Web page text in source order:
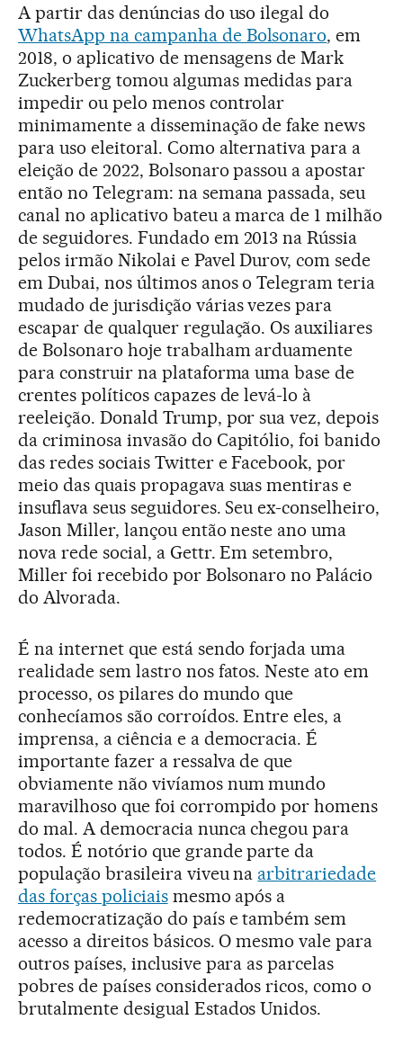
A partir das denúncias do uso ilegal do
WhatsApp na campanha de Bolsonaro, em
2018, o aplicativo de mensagens de Mark
Zuckerberg tomou algumas medidas para
impedir ou pelo menos controlar
minimamente a disseminação de fake news
para uso eleitoral. Como alternativa para a
eleição de 2022, Bolsonaro passou a apostar
então no Telegram: na semana passada, seu
canal no aplicativo bateu a marca de 1 milhão
de seguidores. Fundado em 2013 na Rússia
pelos irmão Nikolai e Pavel Durov, com sede
em Dubai, nos últimos anos o Telegram teria
mudado de jurisdição várias vezes para
escapar de qualquer regulação. Os auxiliares
de Bolsonaro hoje trabalham arduamente
para construir na plataforma uma base de
crentes políticos capazes de levá-lo à
reeleição. Donald Trump, por sua vez, depois
da criminosa invasão do Capitólio, foi banido
das redes sociais Twitter e Facebook, por
meio das quais propagava suas mentiras e
insuflava seus seguidores. Seu ex-conselheiro,
Jason Miller, lançou então neste ano uma
nova rede social, a Gettr. Em setembro,
Miller foi recebido por Bolsonaro no Palácio
do Alvorada.
É na internet que está sendo forjada uma
realidade sem lastro nos fatos. Neste ato em
processo, os pilares do mundo que
conhecíamos são corroídos. Entre eles, a
imprensa, a ciência e a democracia. É
importante fazer a ressalva de que
obviamente não vivíamos num mundo
maravilhoso que foi corrompido por homens
do mal. A democracia nunca chegou para
todos. É notório que grande parte da
população brasileira viveu na arbitrariedade
das forças policiaismesmo após a
redemocratização do país e também sem
acesso a direitos básicos. O mesmo vale para
outros países, inclusive para as parcelas
pobres de países considerados ricos, como o
brutalmente desigual Estados Unidos.